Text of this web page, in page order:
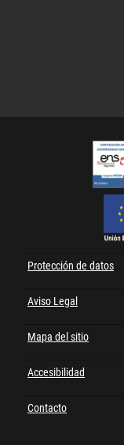
Menú
al
pie
Protección de datos
Aviso Legal
Mapa del sitio
Accesibilidad
Contacto